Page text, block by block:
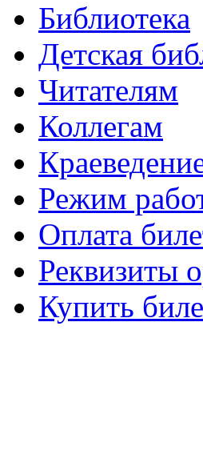
Библиотека
Детская
Читателям
Коллегам
Режим
Оплата
Реквизиты
Купить